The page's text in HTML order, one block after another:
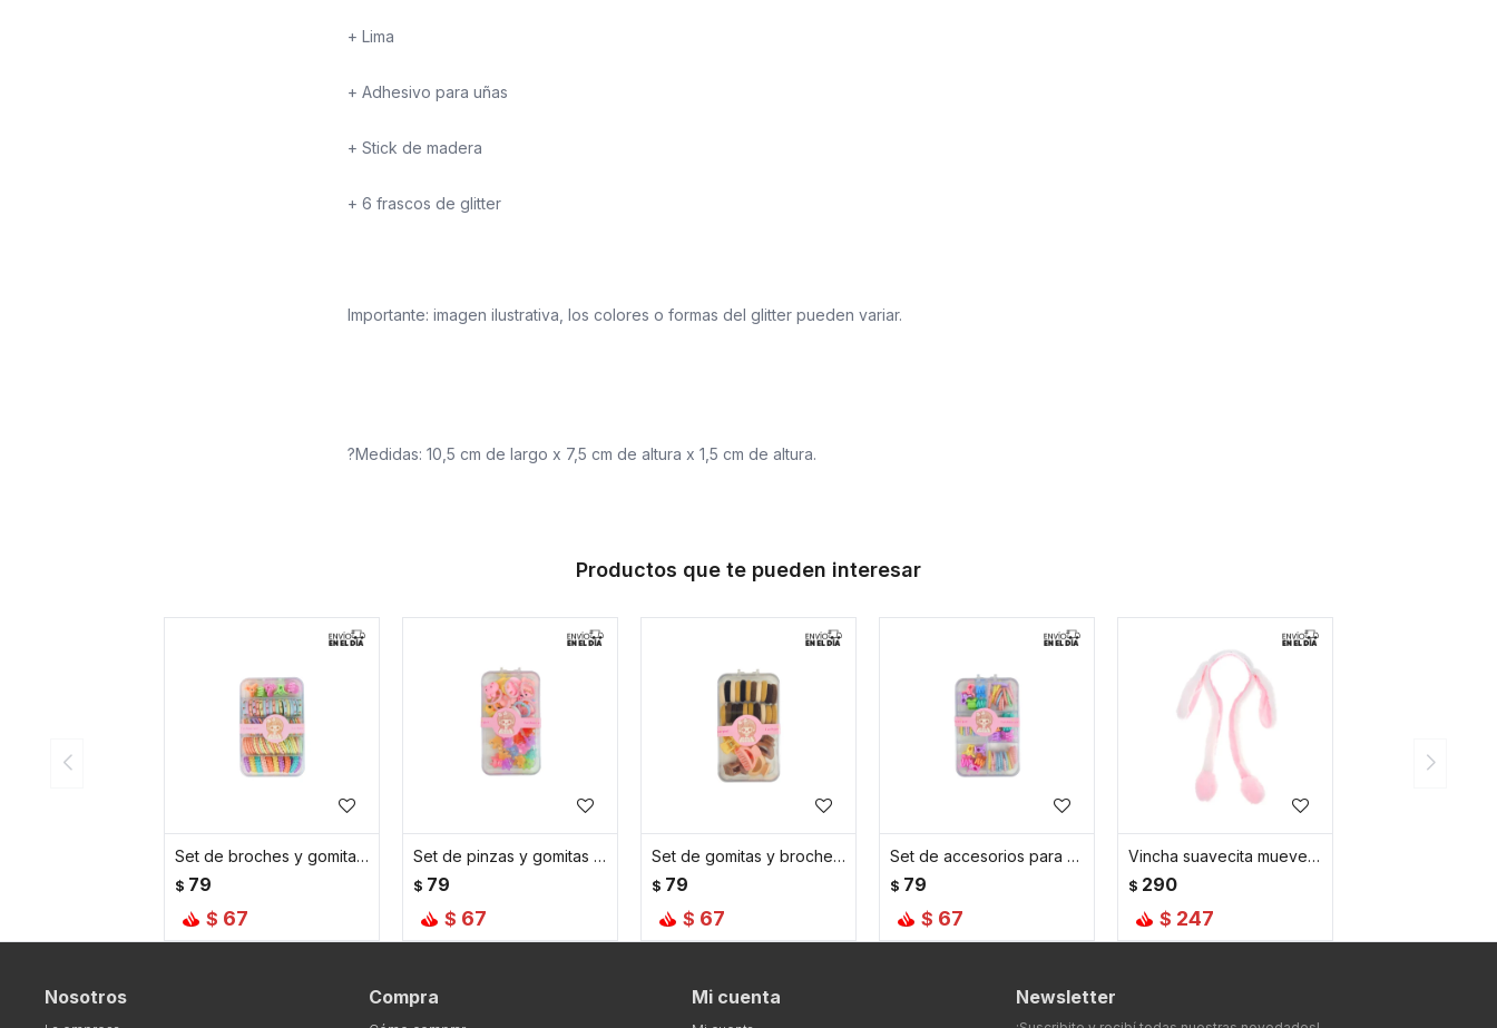
+ Lima
+ Adhesivo para uñas
+ Stick de madera
+ 6 frascos de glitter
Importante: imagen ilustrativa, los colores o formas del glitter pueden variar.
?Medidas: 10,5 cm de largo x 7,5 cm de altura x 1,5 cm de altura.
Productos que te pueden interesar
Set de broches y gomitas de pelo multicolor
$ 79
$ 67
Set de pinzas y gomitas para peinados infantiles
$ 79
$ 67
Set de gomitas y broches en tonos marrones
$ 79
$ 67
Set de accesorios para peinados
$ 79
$ 67
Vincha suavecita mueve orejas - Blanco
$ 290
$ 247
Nosotros Compra Mi cuenta Newsletter